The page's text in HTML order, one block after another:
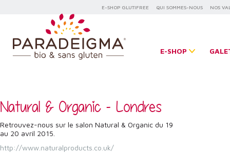
E-SHOP GLUTIFREE QUI SOMMES-NOUS NOS
E-SHOP
Natural & Organic - Londres
Retrouvez-nous sur le salon Natural & Organic du 19
au 20 avril 2015.
http://www.naturalproducts.co.uk/